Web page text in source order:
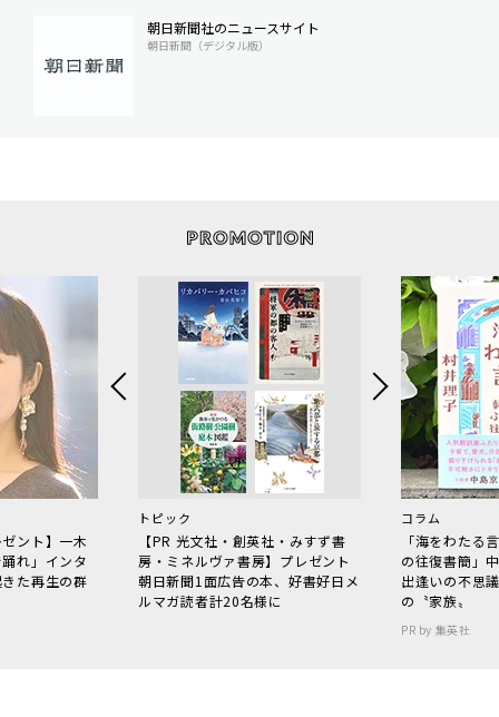
朝日新聞社のニュースサイト
朝日新聞（デジタル版）
ント】一木
れ」インタ
た再生の群
トピック
【PR 光文社・創英社・みすず書
房・ミネルヴァ書房】プレゼント
朝日新聞1面広告の本、好書好日メ
ルマガ読者計20名様に
コラム
「海をわた
の往復書簡」
出逢いの不思
の〝家族〟
PR by 集英社